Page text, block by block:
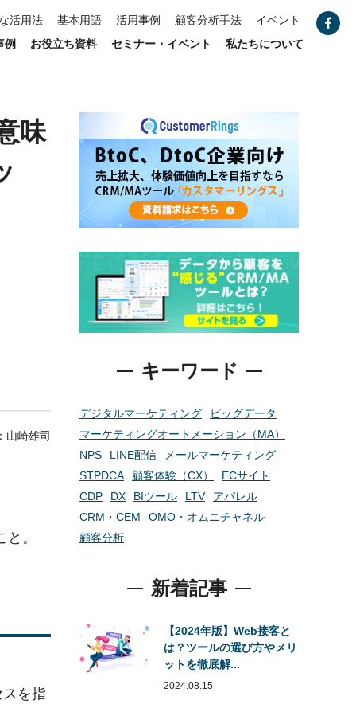
活用法 基本用語 活用事例 顧客分析手法
イベント
例
お役立ち資料 セミナー・イベント 私たちについて
味
山崎雄司
。
を指
キーワード
デジタルマーケティング
ビッグデータ
マーケティングオートメーション（MA）
NPS
LINE配信
メールマーケティング
STPDCA
顧客体験（CX）
ECサイト
CDP
DX BIツール LTV
アパレル
CRM・CEM
OMO・オムニチャネル
顧客分析
新着記事
【2024年版】Web接客と
は？ツールの選び方やメリ
ットを徹底解...
2024.08.15